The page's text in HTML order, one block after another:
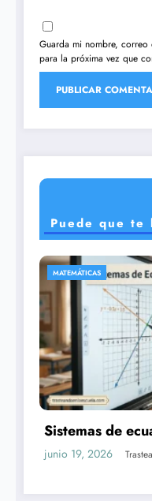
Guarda mi nombre,
para la próxima vez que
Puede que te
CIENCIAS
Los
sistema solar